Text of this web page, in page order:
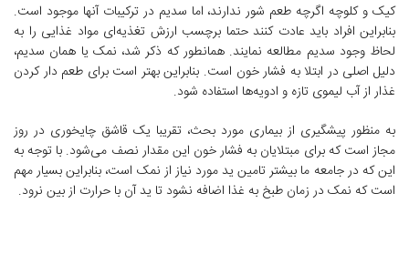
کیک و کلوچه اگرچه طعم شور ندارند، اما سدیم در ترکیبات آنها موجود است.
بنابراین افراد باید عادت کنند حتما برچسب ارزش تغذیه‌ای مواد غذایی را به
لحاظ وجود سدیم مطالعه نمایند. همانطور که ذکر شد، نمک یا همان سدیم،
دلیل اصلی در ابتلا به فشار خون است. بنابراین بهتر است برای طعم دار کردن
غذار از آب لیموی تازه و ادویه‌ها استفاده شود.
به منظور پیشگیری از بیماری مورد بحث، تقریبا یک قاشق چایخوری در روز
مجاز است که برای مبتلایان به فشار خون این مقدار نصف می‌شود. با توجه به
این که در جامعه ما بیشتر تامین ید مورد نیاز از نمک است، بنابراین بسیار مهم
است که نمک در زمان طبخ به غذا اضافه نشود تا ید آن با حرارت از بین نرود.